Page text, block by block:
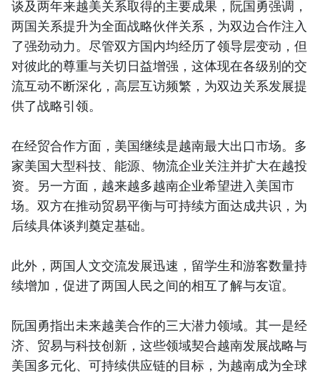
谈及两年来越美关系取得的主要成果，阮国勇强调，
两国关系提升为全面战略伙伴关系，为双边合作注入
了强劲动力。尽管双方国内均经历了领导层变动，但
对彼此的尊重与关切日益增强，这体现在各级别的交
流互动不断深化，高层互访频繁，为双边关系发展提
供了战略引领。
在经贸合作方面，美国继续是越南最大出口市场。多
家美国大型科技、能源、物流企业关注并扩大在越投
资。另一方面，越来越多越南企业希望进入美国市
场。双方在推动贸易平衡与可持续方面达成共识，为
后续具体谈判奠定基础。
此外，两国人文交流发展迅速，留学生和游客数量持
续增加，促进了两国人民之间的相互了解与友谊。
阮国勇指出未来越美合作的三大潜力领域。其一是经
济、贸易与科技创新，这些领域契合越南发展战略与
美国多元化、可持续供应链的目标，为越南成为全球